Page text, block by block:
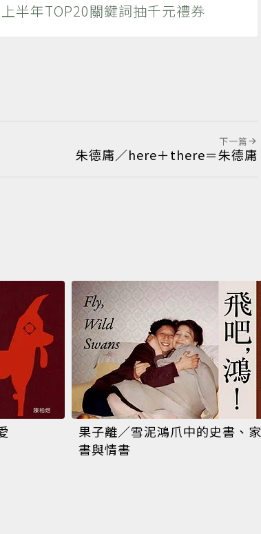
半年TOP20關鍵詞抽千元禮券
下一篇
朱德庸／here＋there＝朱德庸
果子離／雪泥鴻爪中的史書、家
書與情書